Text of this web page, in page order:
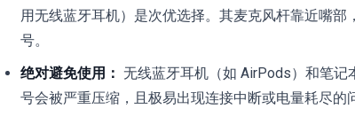
用无线蓝牙耳机）是次优选择。其麦克风杆靠近嘴
号。
绝对避免使用： 无线蓝牙耳机（如 AirPods）和笔
号会被严重压缩，且极易出现连接中断或电量耗尽的